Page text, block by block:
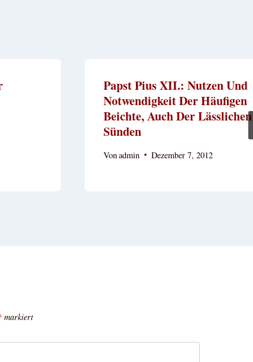
Papst Pius XII.: Nutzen Und
Notwendigkeit Der Häufigen
Beichte, Auch Der Lässlichen
Sünden
Vonadmin Dezember 7, 2012
markiert